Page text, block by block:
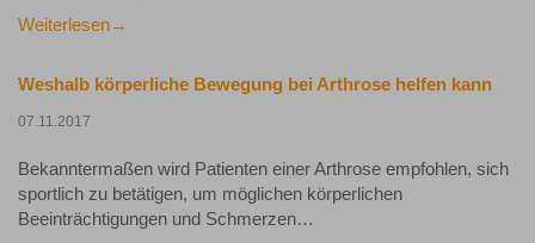
Weiterlesen
Weshalb körperliche Bewegung bei Arthrose helfen kann
07.11.2017
Bekanntermaßen wird Patienten einer Arthrose empfohlen, sich
sportlich zu betätigen, um möglichen körperlichen
Beeinträchtigungen und Schmerzen…